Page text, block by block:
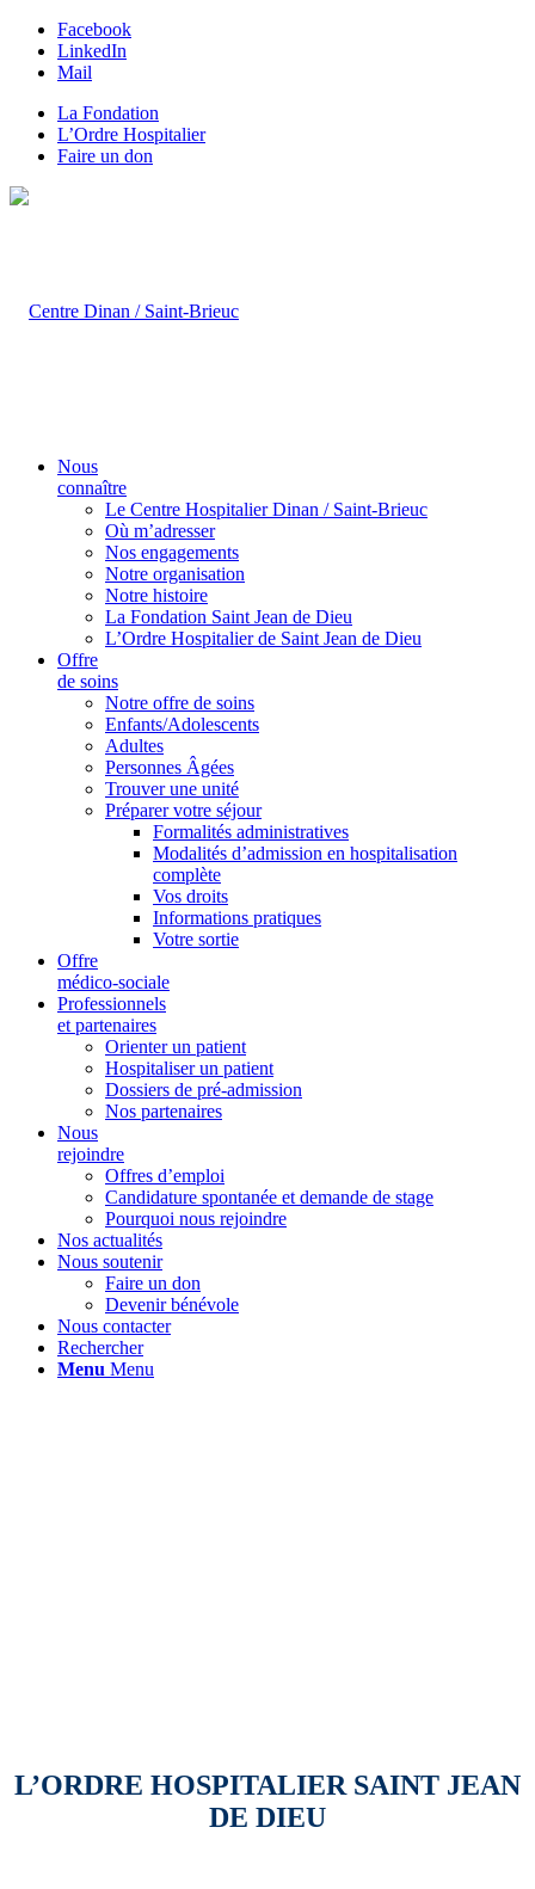
Facebook
LinkedIn
Mail
La Fondation
L’Ordre Hospitalier
Faire un don
Nous
connaître
Le Centre Hospitalier Dinan / Saint-Brieuc
Où m’adresser
Nos engagements
Notre organisation
Notre histoire
La Fondation Saint Jean de Dieu
L’Ordre Hospitalier de Saint Jean de Dieu
Offre
de soins
Notre offre de soins
Enfants/Adolescents
Adultes
Personnes Âgées
Trouver une unité
Préparer votre séjour
Formalités administratives
Modalités d’admission en hospitalisation
complète
Vos droits
Informations pratiques
Votre sortie
Offre
médico-sociale
Professionnels
et partenaires
Orienter un patient
Hospitaliser un patient
Dossiers de pré-admission
Nos partenaires
Nous
rejoindre
Offres d’emploi
Candidature spontanée et demande de stage
Pourquoi nous rejoindre
Nos actualités
Nous soutenir
Faire un don
Devenir bénévole
Nous contacter
Rechercher
Menu Menu
L’ORDRE HOSPITALIER SAINT JEAN
DE DIEU